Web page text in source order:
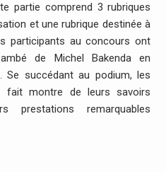
partie comprend 3 rubriques
et une rubrique destinée à
participants au concours ont
de Michel Bakenda en
Se succédant au podium, les
fait montre de leurs savoirs
prestations remarquables